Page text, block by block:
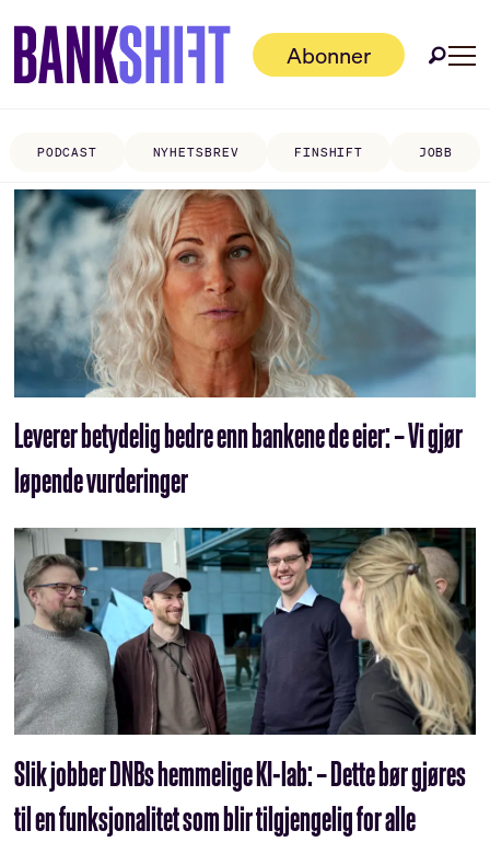
Abonner
PODCAST NYHETSBREV FINSHIFT JOBB
Tag:
effektivisering
Leverer betydelig bedre enn bankene de eier: – Vi gjør
løpende vurderinger
Slik jobber DNBs hemmelige KI-lab: – Dette bør gjøres
til en funksjonalitet som blir tilgjengelig for alle